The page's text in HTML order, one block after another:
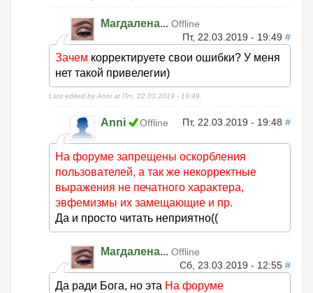
Магдалена... Offline
Пт, 22.03.2019 - 19:49 #
Зачем корректируете свои ошибки? У меня
нет такой привелегии)
Last edited by Anni at Пт, 22.03.2019 - 19:49.
Anni Offline Пт, 22.03.2019 - 19:48 #
На форуме запрещены оскорбления
пользователей, а так же некорректные
выражения не печатного характера,
эвфемизмы их замещающие и пр.
Да и просто читать неприятно((
Магдалена... Offline
Сб, 23.03.2019 - 12:55 #
Да ради Бога, но эта На форуме